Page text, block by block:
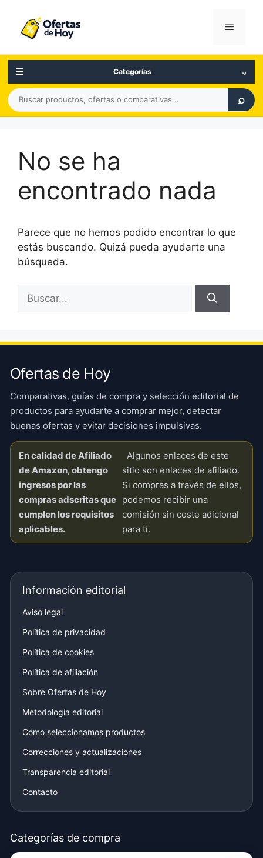
contenido
Menú
☰ Categorías ⌄
Buscar
productos,
comparativas
⌕
No se ha
encontrado nada
Parece que no hemos podido encontrar lo que
estás buscando. Quizá pueda ayudarte una
búsqueda.
Ofertas de Hoy
Comparativas, guías de compra y selección editorial de
productos para ayudarte a comprar mejor, detectar
buenas ofertas y evitar decisiones impulsivas.
En calidad de Afiliado
de Amazon, obtengo
ingresos por las
compras adscritas que
cumplen los requisitos
aplicables.
Algunos enlaces de este
sitio son enlaces de afiliado.
Si compras a través de ellos,
podemos recibir una
comisión sin coste adicional
para ti.
Información editorial
Aviso legal
Política de privacidad
Política de cookies
Política de afiliación
Sobre Ofertas de Hoy
Metodología editorial
Cómo seleccionamos productos
Correcciones y actualizaciones
Transparencia editorial
Contacto
Categorías de compra